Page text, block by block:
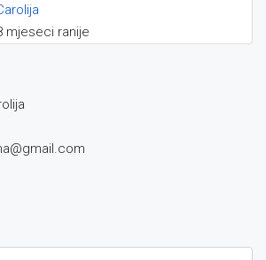
mjeseci ranije